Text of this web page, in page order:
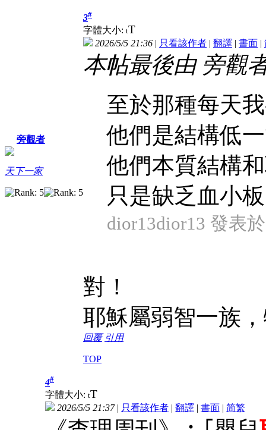
旁觀者
天下一家
3#
字體大小: tT
2026/5/5 21:36 | 只看該作者 | 翻譯 | 書面 |
本帖最後由 旁觀
至於那種每天
他們是結構低
他們本質結構
只是缺乏血小
dior13dior13 發表
對！
耶穌屬弱智一族
回覆 引用
TOP
4#
字體大小: tT
2026/5/5 21:37| 只看該作者 | 翻譯 | 書面 | 简繁